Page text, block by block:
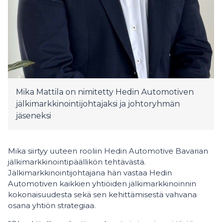
Mika Mattila on nimitetty Hedin Automotiven
jälkimarkkinointijohtajaksi ja johtoryhmän
jäseneksi
Mika siirtyy uuteen rooliin Hedin Automotive Bavarian
jälkimarkkinointipäällikön tehtävästä.
Jälkimarkkinointijohtajana hän vastaa Hedin
Automotiven kaikkien yhtiöiden jälkimarkkinoinnin
kokonaisuudesta sekä sen kehittämisestä vahvana
osana yhtiön strategiaa.